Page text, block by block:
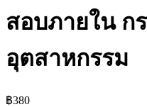
สอบภายใน ก
อุตสาหกรรม
฿380